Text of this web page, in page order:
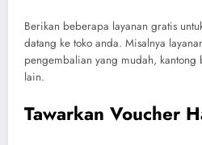
Berikan beberapa layanan gratis
datang ke toko anda. Misalnya
pengembalian yang mudah,
lain.
Tawarkan Voucher